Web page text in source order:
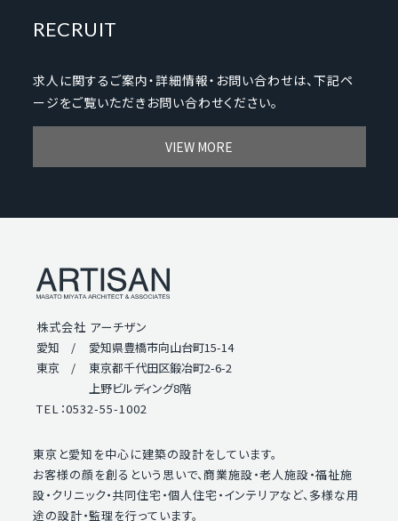
RECRUIT
求人に関するご案内・詳細情報・お問い合わせは、下記ペ
ージをご覧いただきお問い合わせください。
VIEW MORE
株式会社 アーチザン
愛知 /
愛知県豊橋市向山台町15-14
東京 /
東京都千代田区鍛冶町2-6-2
上野ビルディング8階
TEL：0532-55-1002
東京と愛知を中心に建築の設計をしています。
お客様の顔を創るという思いで、商業施設・老人施設・福祉施
設・クリニック・共同住宅・個人住宅・インテリアなど、多様な用
途の設計・監理を行っています。